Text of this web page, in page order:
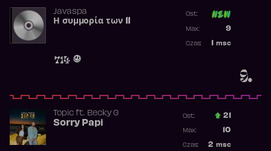
9.
Javaspa
Η συμμορία των 11
714
Ost:
9
Max:
msc
Czas:
Topicft. Becky G
Sorry Papi
Ost.: 21
10
Max:
2 msc
Czas: